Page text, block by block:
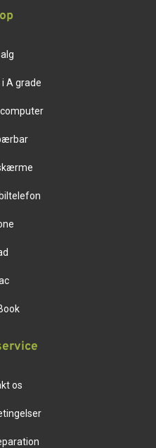
A grade
os